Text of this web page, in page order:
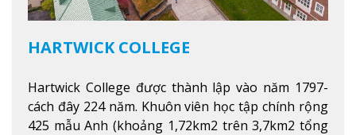
HARTWICK COLLEGE
Hartwick College được thành lập vào năm 1797-
cách đây 224 năm. Khuôn viên học tập chính rộng
425 mẫu Anh (khoảng 1,72km2 trên 3,7km2 tổng